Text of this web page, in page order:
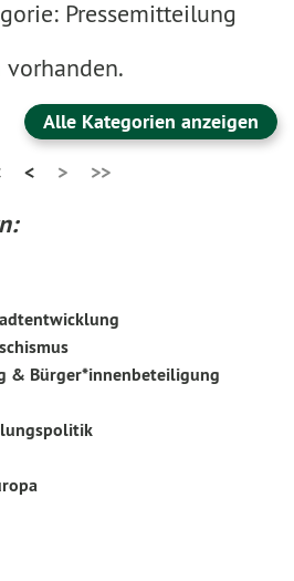
Pressemitteilung
vorhanden.
Alle Kategorien anzeigen
< > >>
& Bürger*innenbeteiligung